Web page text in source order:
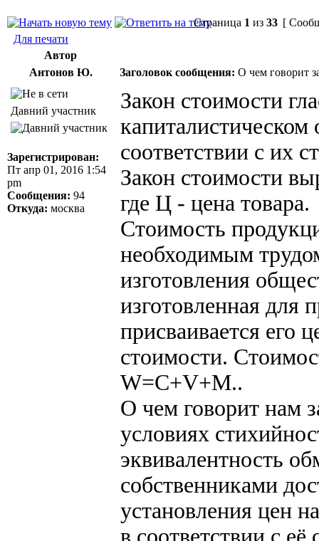
Страница 1 из 33 [
Для печати
Автор
Антонов Ю.
Заголовок сообщения: О чем говорит
Давний участник
Зарегистрирован:
Пт апр 01, 2016 1:54
pm
Сообщения: 94
Откуда: москва
Закон стоимости
капиталистическом
соответствии с их
Закон стоимости
где Ц - цена товара.
Стоимость
необходимым
изготовления
изготовленная для
присваивается его
стоимости.
W=C+V+M..
О чем говорит нам
условиях
эквивалентность
собственниками
установления цен